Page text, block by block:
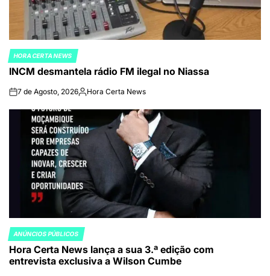
POSTED
IN
HORA CERTA NEWS
INCM desmantela rádio FM ilegal no Niassa
on7 de Agosto, 2026Publicado
Hora Certa News
POSTED
IN
ANÚNCIOS PÚBLICOS
Hora Certa News lança a sua 3.ª edição com
entrevista exclusiva a Wilson Cumbe